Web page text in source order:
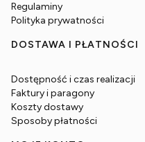
Regulaminy
Polityka prywatności
DOSTAWA I PŁATNOŚCI
Dostępność i czas realizacji
Faktury i paragony
Koszty dostawy
Sposoby płatności